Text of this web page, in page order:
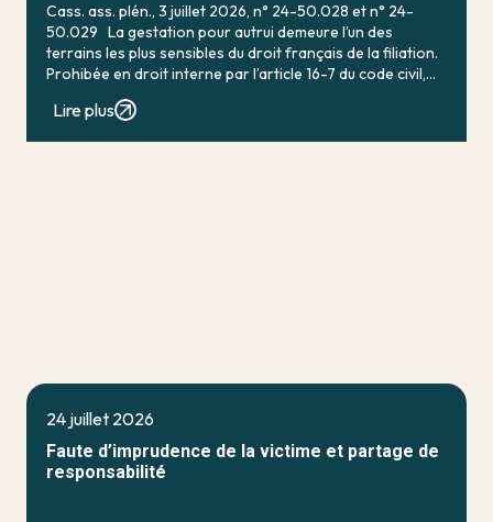
Cass. ass. plén., 3 juillet 2026, n° 24-50.028 et n° 24-
50.029 La gestation pour autrui demeure l’un des
terrains les plus sensibles du droit français de la filiation.
Prohibée en droit interne par l’article 16-7 du code civil,
Lire plus
24 juillet 2026
Faute d’imprudence de la victime et partage de
responsabilité